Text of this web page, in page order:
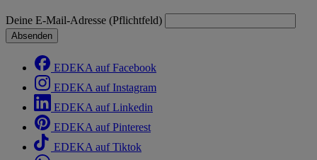
Deine E-Mail-Adresse (Pflichtfeld)
Absenden
EDEKA auf Facebook
EDEKA auf Instagram
EDEKA auf Linkedin
EDEKA auf Pinterest
EDEKA auf Tiktok